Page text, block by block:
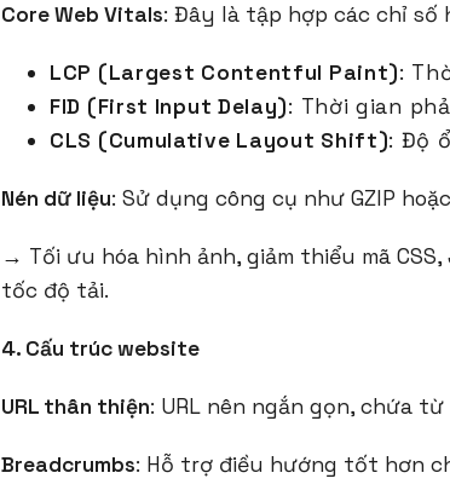
Core Web Vitals: Đây là tập hợp các chỉ số
LCP (Largest Contentful Paint):
FID (First Input Delay): Thời gian
CLS (Cumulative Layout Shift): Độ
Nén dữ liệu: Sử dụng công cụ như GZIP
→ Tối ưu hóa hình ảnh, giảm thiểu mã
tốc độ tải.
4. Cấu trúc website
URL thân thiện: URL nên ngắn gọn, chứa
Breadcrumbs: Hỗ trợ điều hướng tốt hơn